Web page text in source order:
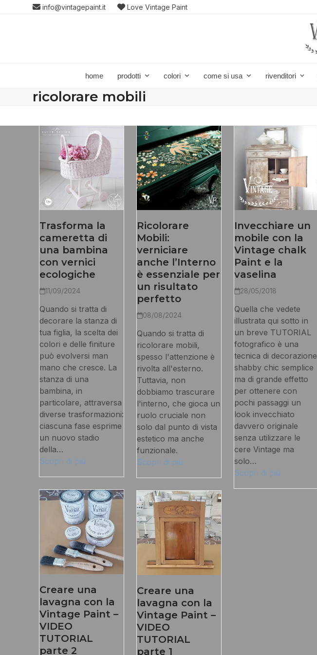
info@vintagepaint.it Love Vintage Paint
home prodotti colori come si usa rivenditori
ricolorare mobili
Trasforma la
cameretta di
una bambina
con vernici
ecologiche
11/09/2024
Quando si tratta di
decorare la stanza di
tua figlia, la scelta dei
colori e delle finiture
può evolversi man
mano che cresce. La
stanza di una
bambina, in
particolare, attraversa
diverse trasformazioni:
ciascuna fase esprime
un nuovo stadio
della…
Scopri di più
Ricolorare
Mobili:
verniciare
anche l’Interno
è essenziale per
un risultato
perfetto
08/08/2024
Quando si tratta di
ricolorare mobili,
spesso l'attenzione è
rivolta all'esterno.
Tuttavia, non
dobbiamo trascurare
l'interno, che gioca un
ruolo cruciale non
solo dal punto di vista
estetico ma anche
funzionale.
Scopri di più
Invecchiare un
mobile con la
Vintage chalk
Paint e la
vaselina
28/05/2018
Quella che vedete
illustrata qui sotto in
un breve TUTORIAL
fotografico è una
tecnica di decorazione
shabby chic semplice
ma di grande effetto
per ottenere con
pochi passaggi un
look invecchiato
davvero originale
senza utilizzare le
cere Vintage ma
solo…
Scopri di più
Creare una
lavagna con la
Vintage Paint –
VIDEO
TUTORIAL
parte 2
Creare una
lavagna con la
Vintage Paint –
VIDEO
TUTORIAL
parte 1